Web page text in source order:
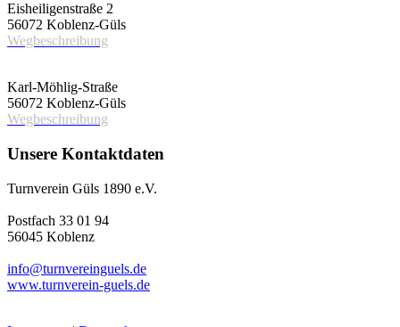
Eisheiligenstraße 2
56072 Koblenz-Güls
Wegbeschreibung
Karl-Möhlig-Straße
56072 Koblenz-Güls
Wegbeschreibung
Unsere Kontaktdaten
Turnverein Güls 1890 e.V.
Postfach 33 01 94
56045 Koblenz
info@turnvereinguels.de
www.turnverein-guels.de